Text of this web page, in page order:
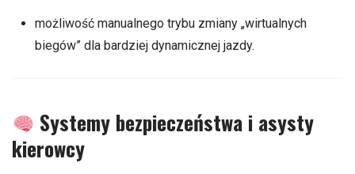
możliwość manualnego trybu zmiany „wirtualnych
biegów” dla bardziej dynamicznej jazdy.
Systemy bezpieczeństwa i asysty
kierowcy